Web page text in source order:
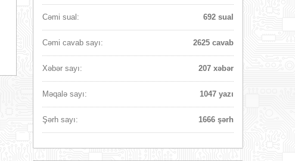
Cəmi sual: 692 sual
Cəmi cavab sayı: 2625 cavab
Xəbər sayı: 207 xəbər
Məqalə sayı: 1047 yazı
Şərh sayı: 1666 şərh